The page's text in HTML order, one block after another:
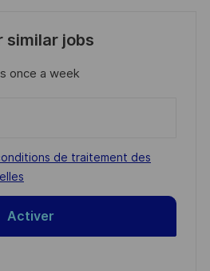
similar jobs
once a week
de traitement des
Activer